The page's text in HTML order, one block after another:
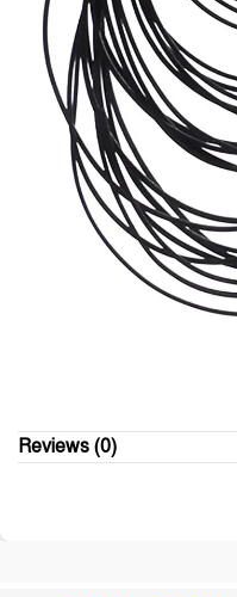
Reviews (0)